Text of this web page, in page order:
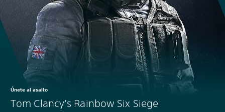
Únete al asalto
Tom Clancy's Rainbow Six Siege